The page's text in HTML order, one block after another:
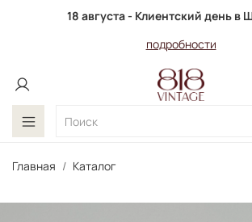
18 августа - Клиентский день в
подробности
Главная Каталог